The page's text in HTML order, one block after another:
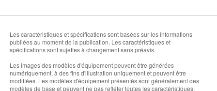
Les caractéristiques et spécifications sont basées sur les informations
publiées au moment de la publication. Les caractéristiques et
spécifications sont sujettes à changement sans préavis.
Les images des modèles d'équipement peuvent être générées
numériquement, à des fins d'illustration uniquement et peuvent être
modifiées. Les modèles d'équipement présentés sont généralement des
modèles de base et peuvent ne pas refléter toutes les caractéristiques,